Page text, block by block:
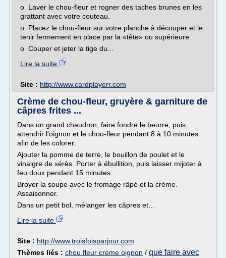
o Laver le chou-fleur et rogner des taches brunes en les
grattant avec votre couteau.
o Placez le chou-fleur sur votre planche à découper et le
tenir fermement en place par la «tête» ou supérieure.
o Couper et jeter la tige du...
Lire la suite
Site : http://www.cardplayerr.com
Crème de chou-fleur, gruyère & garniture de
câpres frites ...
Dans un grand chaudron, faire fondre le beurre, puis
attendrir l'oignon et le chou-fleur pendant 8 à 10 minutes
afin de les colorer.
Ajouter la pomme de terre, le bouillon de poulet et le
vinaigre de xérès. Porter à ébullition, puis laisser mijoter à
feu doux pendant 15 minutes.
Broyer la soupe avec le fromage râpé et la crème.
Assaisonner.
Dans un petit bol, mélanger les câpres et...
Lire la suite
Site : http://www.troisfoisparjour.com
Thèmes liés : chou fleur creme oignon / que faire avec